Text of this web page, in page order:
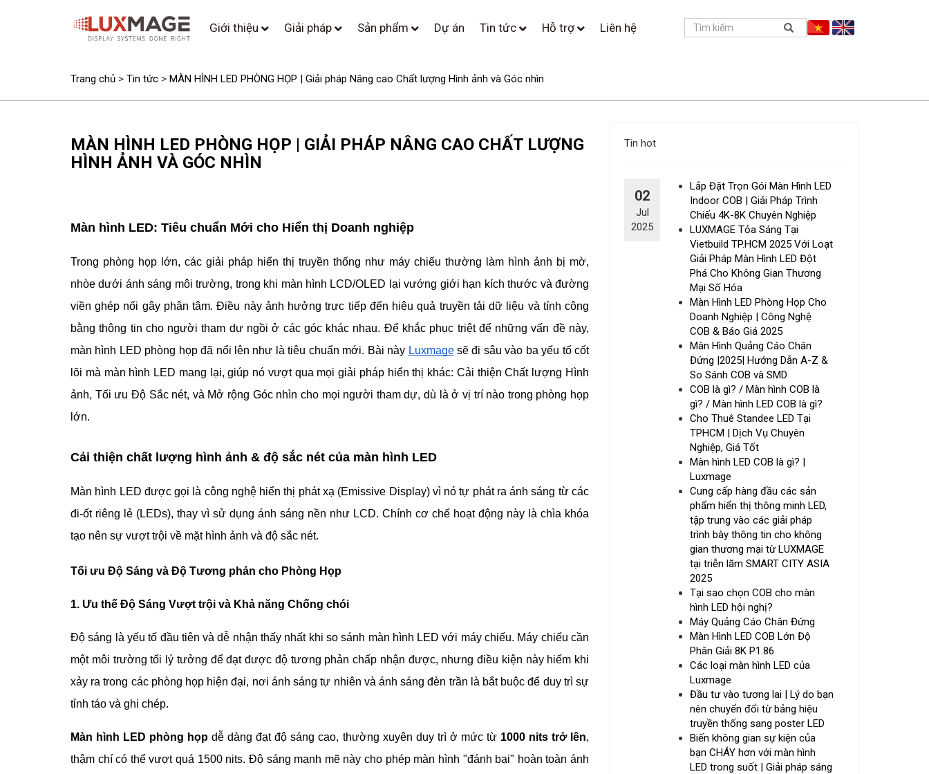
Giới thiệu Giải pháp Sản phẩm Dự án Tin tức Hỗ trợ Liên hệ
Trang chủ > Tin tức > MÀN HÌNH LED PHÒNG HỌP | Giải pháp Nâng cao Chất lượng Hình ảnh và Góc nhìn
MÀN HÌNH LED PHÒNG HỌP | GIẢI PHÁP NÂNG CAO CHẤT LƯỢNG
HÌNH ẢNH VÀ GÓC NHÌN
Màn hình LED: Tiêu chuẩn Mới cho Hiển thị Doanh nghiệp
Trong phòng họp lớn, các giải pháp hiển thị truyền thống như máy chiếu thường làm hình ảnh bị mờ,
nhòe dưới ánh sáng môi trường, trong khi màn hình LCD/OLED lại vướng giới hạn kích thước và đường
viền ghép nối gây phân tâm. Điều này ảnh hưởng trực tiếp đến hiệu quả truyền tải dữ liệu và tính công
bằng thông tin cho người tham dự ngồi ở các góc khác nhau. Để khắc phục triệt để những vấn đề này,
màn hình LED phòng họp đã nổi lên như là tiêu chuẩn mới. Bài này Luxmagesẽ đi sâu vào ba yếu tố cốt
lõi mà màn hình LED mang lại, giúp nó vượt qua mọi giải pháp hiển thị khác: Cải thiện Chất lượng Hình
ảnh, Tối ưu Độ Sắc nét, và Mở rộng Góc nhìn cho mọi người tham dự, dù là ở vị trí nào trong phòng họp
lớn.
Cải thiện chất lượng hình ảnh & độ sắc nét của màn hình LED
Màn hình LED được gọi là công nghệ hiển thị phát xạ (Emissive Display) vì nó tự phát ra ánh sáng từ các
đi-ốt riêng lẻ (LEDs), thay vì sử dụng ánh sáng nền như LCD. Chính cơ chế hoạt động này là chìa khóa
tạo nên sự vượt trội về mặt hình ảnh và độ sắc nét.
Tối ưu Độ Sáng và Độ Tương phản cho Phòng Họp
1. Ưu thế Độ Sáng Vượt trội và Khả năng Chống chói
Độ sáng là yếu tố đầu tiên và dễ nhận thấy nhất khi so sánh màn hình LED với máy chiếu. Máy chiếu cần
một môi trường tối lý tưởng để đạt được độ tương phản chấp nhận được, nhưng điều kiện này hiếm khi
xảy ra trong các phòng họp hiện đại, nơi ánh sáng tự nhiên và ánh sáng đèn trần là bắt buộc để duy trì sự
tỉnh táo và ghi chép.
Màn hình LED phòng họp dễ dàng đạt độ sáng cao, thường xuyên duy trì ở mức từ 1000 nits trở lên,
thậm chí có thể vượt quá 1500 nits. Độ sáng mạnh mẽ này cho phép màn hình "đánh bại" hoàn toàn ánh
Tin hot
02
Jul
2025
Lắp Đặt Trọn Gói Màn Hình LED
Indoor COB | Giải Pháp Trình
Chiếu 4K-8K Chuyên Nghiệp
LUXMAGE Tỏa Sáng Tại
Vietbuild TP.HCM 2025 Với Loạt
Giải Pháp Màn Hình LED Đột
Phá Cho Không Gian Thương
Mại Số Hóa
Màn Hình LED Phòng Họp Cho
Doanh Nghiệp | Công Nghệ
COB & Báo Giá 2025
Màn Hình Quảng Cáo Chân
Đứng |2025| Hướng Dẫn A-Z &
So Sánh COB và SMD
COB là gì? / Màn hình COB là
gì? / Màn hình LED COB là gì?
Cho Thuê Standee LED Tại
TPHCM | Dịch Vụ Chuyên
Nghiệp, Giá Tốt
Màn hình LED COB là gì? |
Luxmage
Cung cấp hàng đầu các sản
phẩm hiển thị thông minh LED,
tập trung vào các giải pháp
trình bày thông tin cho không
gian thương mại từ LUXMAGE
tại triễn lãm SMART CITY ASIA
2025
Tại sao chọn COB cho màn
hình LED hội nghị?
Máy Quảng Cáo Chân Đứng
Màn Hình LED COB Lớn Độ
Phân Giải 8K P1.86
Các loại màn hình LED của
Luxmage
Đầu tư vào tương lai | Lý do bạn
nên chuyển đổi từ bảng hiệu
truyền thống sang poster LED
Biến không gian sự kiện của
bạn CHÁY hơn với màn hình
LED trong suốt | Giải pháp sáng